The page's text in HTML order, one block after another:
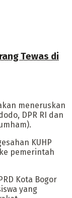
Tewas di
meneruskan
DPR RI dan
KUHP
pemerintah
Kota Bogor
yang